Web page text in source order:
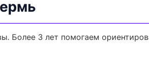
Более 3 лет помогаем